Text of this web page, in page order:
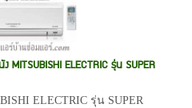
ELECTRIC รุ่น SUPER
ELECTRIC รุ่น SUPER